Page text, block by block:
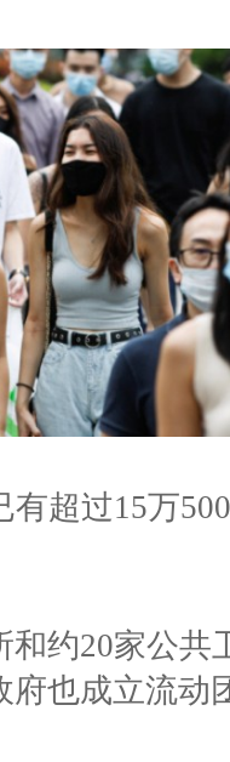
有超过15万
约20家公共
府也成立流动